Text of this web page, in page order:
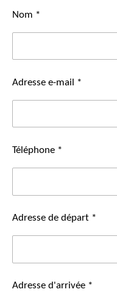
Nom *
Adresse e-mail *
Téléphone *
Adresse de départ *
Adresse d'arrivée *